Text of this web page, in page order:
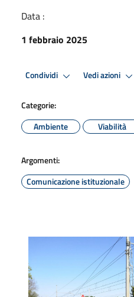
Data :
1 febbraio 2025
Condividi Vedi azioni
Categorie:
Ambiente
Viabilità
Argomenti:
Comunicazione istituzionale